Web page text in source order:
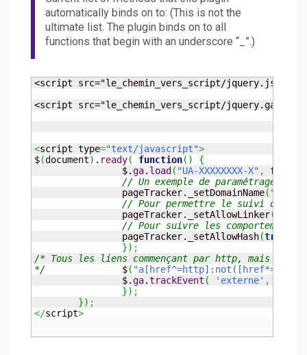
automatically binds on to: (This is not the
ultimate list. The plugin binds on to all
functions that begin with an underscore “_”.)
<script src="le_chemin_vers_script/jquery.js"
<script src="le_chemin_vers_script/
<script type="text/javascript">
$(document) . ready( function( )
{
		$.
ga. load ( "UA-XXXXXXXX-X" ,
// Un exemple de paramétrage du
		pageTracker._setDomainName
(
// Pour permettre le suivi des
		pageTracker._setAllowLinker
(
// Pour suivre les
		pageTracker._setAllowHash
(true
}) ;
/* Tous les liens commençant par http, mais qui
*/
		$
(
		$.
ga.trackEvent ( 'externe' ,
}) ;
}) ;
</script>